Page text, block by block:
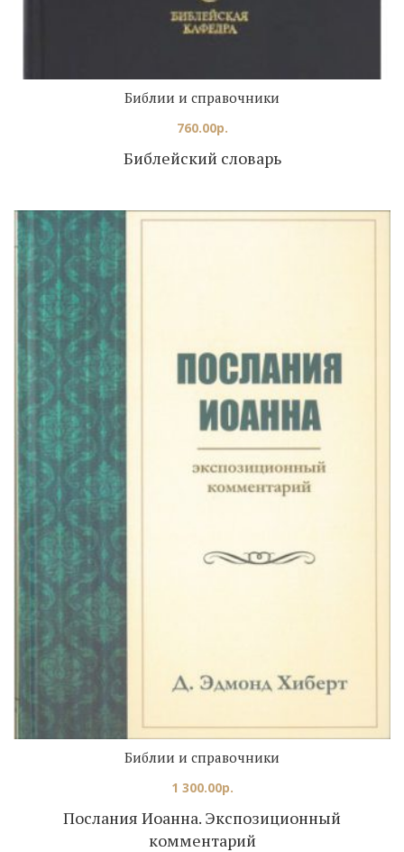
Библейский словарь
Библии и справочники
760.00р.
Послания Иоанна. Экспозиционный
комментарий
Библии и справочники
1 300.00р.